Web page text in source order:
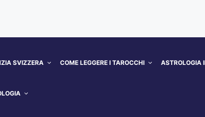
SVIZZERA COME LEGGERE I TAROCCHI ASTROLOGIA